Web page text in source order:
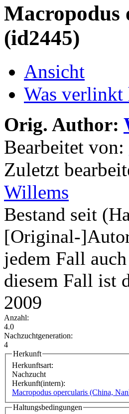
Macropodus
(id2445)
Ansicht
Was verlinkt
Orig. Author:
Bearbeitet von:
Zuletzt
Willems
Bestand seit
[Original-
jedem Fall
diesem Fall ist
2009
Anzahl:
4.0
Nachzuchtgeneration:
4
Herkunft
Herkunftsart:
Nachzucht
Herkunft(intern):
Macropodus opercularis (China,
Haltungsbedingungen